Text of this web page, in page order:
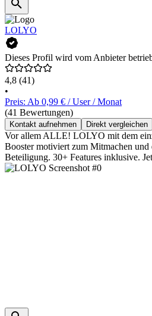
LOLYO
Dieses Profil wird vom Anbieter
4,8 (41)
•
Preis: Ab 0,99 € / User / Monat
(41 Bewertungen)
Kontakt aufnehmen Direkt vergleichen
Vor allem ALLE! LOLYO mit dem
Booster motiviert zum Mitmachen und
Beteiligung. 30+ Features inklusive.